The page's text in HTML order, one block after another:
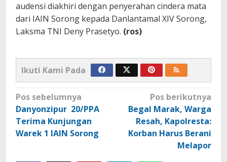
audensi diakhiri dengan penyerahan cindera mata
dari IAIN Sorong kepada Danlantamal XIV Sorong,
Laksma TNI Deny Prasetyo. (ros)
Ikuti Kami Pada
Navigasi
pos
Pos sebelumnya
Danyonzipur 20/PPA
Terima Kunjungan
Warek 1 IAIN Sorong
Pos berikutnya
Begal Marak, Warga
Resah, Kapolresta:
Korban Harus Berani
Melapor